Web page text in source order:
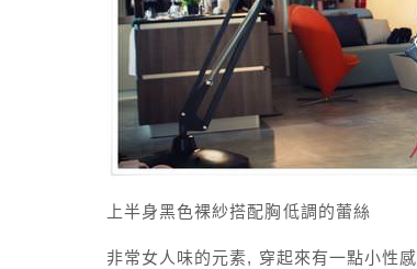
上半身黑色裸紗搭配胸低調的蕾絲
非常女人味的元素, 穿起來有一點小性感